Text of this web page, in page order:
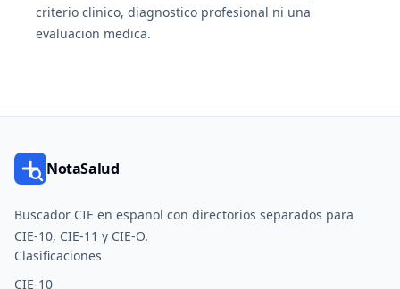
criterio clinico, diagnostico profesional ni una
evaluacion medica.
NotaSalud
Buscador CIE en espanol con directorios separados para
CIE-10, CIE-11 y CIE-O.
Clasificaciones
CIE-10